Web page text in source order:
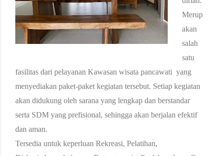
Merup
akan
salah
satu
fasilitas dari pelayanan Kawasan wisata pancawati yang
menyediakan paket-paket kegiatan tersebut. Setiap kegiatan
akan didukung oleh sarana yang lengkap dan berstandar
serta SDM yang prefisional, sehingga akan berjalan efektif
dan aman.
Tersedia untuk keperluan Rekreasi, Pelatihan,